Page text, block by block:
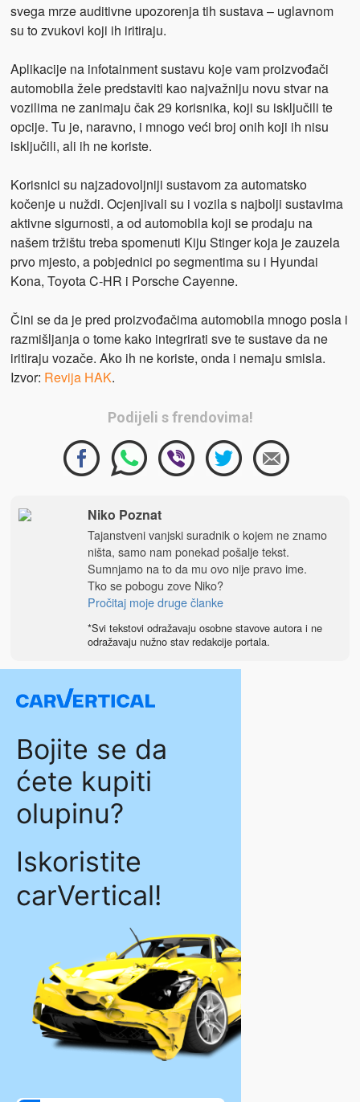
svega mrze auditivne upozorenja tih sustava – uglavnom
su to zvukovi koji ih iritiraju.
Aplikacije na infotainment sustavu koje vam proizvođači
automobila žele predstaviti kao najvažniju novu stvar na
vozilima ne zanimaju čak 29 korisnika, koji su isključili te
opcije. Tu je, naravno, i mnogo veći broj onih koji ih nisu
isključili, ali ih ne koriste.
Korisnici su najzadovoljniji sustavom za automatsko
kočenje u nuždi. Ocjenjivali su i vozila s najbolji sustavima
aktivne sigurnosti, a od automobila koji se prodaju na
našem tržištu treba spomenuti Kiju Stinger koja je zauzela
prvo mjesto, a pobjednici po segmentima su i Hyundai
Kona, Toyota C-HR i Porsche Cayenne.
Čini se da je pred proizvođačima automobila mnogo posla i
razmišljanja o tome kako integrirati sve te sustave da ne
iritiraju vozače. Ako ih ne koriste, onda i nemaju smisla.
Izvor: Revija HAK.
Podijeli s frendovima!
Niko Poznat
Tajanstveni vanjski suradnik o kojem ne znamo
ništa, samo nam ponekad pošalje tekst.
Sumnjamo na to da mu ovo nije pravo ime.
Tko se pobogu zove Niko?
Pročitaj moje druge članke
*Svi tekstovi odražavaju osobne stavove autora i ne
odražavaju nužno stav redakcije portala.